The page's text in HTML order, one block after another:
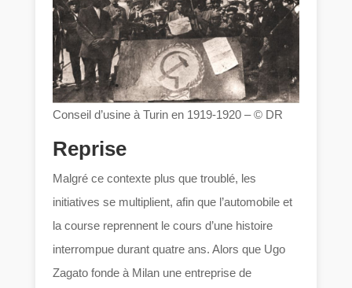
Conseil d’usine à Turin en 1919-1920 – © DR
Reprise
Malgré ce contexte plus que troublé, les
initiatives se multiplient, afin que l’automobile et
la course reprennent le cours d’une histoire
interrompue durant quatre ans. Alors que Ugo
Zagato fonde à Milan une entreprise de